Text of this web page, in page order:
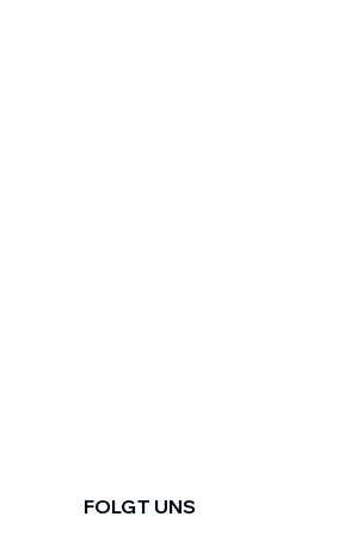
FOLGT UNS